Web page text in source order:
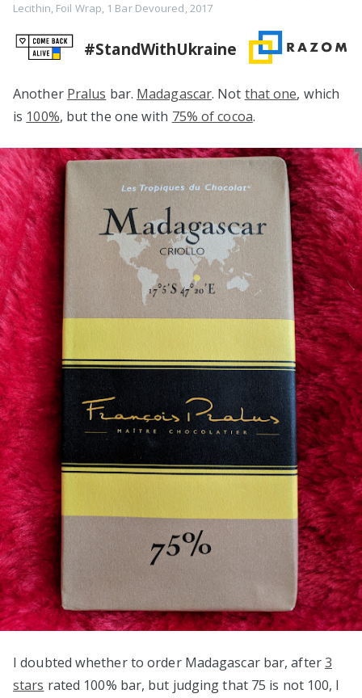
Lecithin, Foil Wrap, 1 Bar Devoured,2017
#StandWithUkraine
Another Pralus bar. Madagascar. Not that one, which
is 100%, but the one with 75% of cocoa.
I doubted whether to order Madagascar bar, after3
stars rated 100% bar, but judging that 75 is not 100, I